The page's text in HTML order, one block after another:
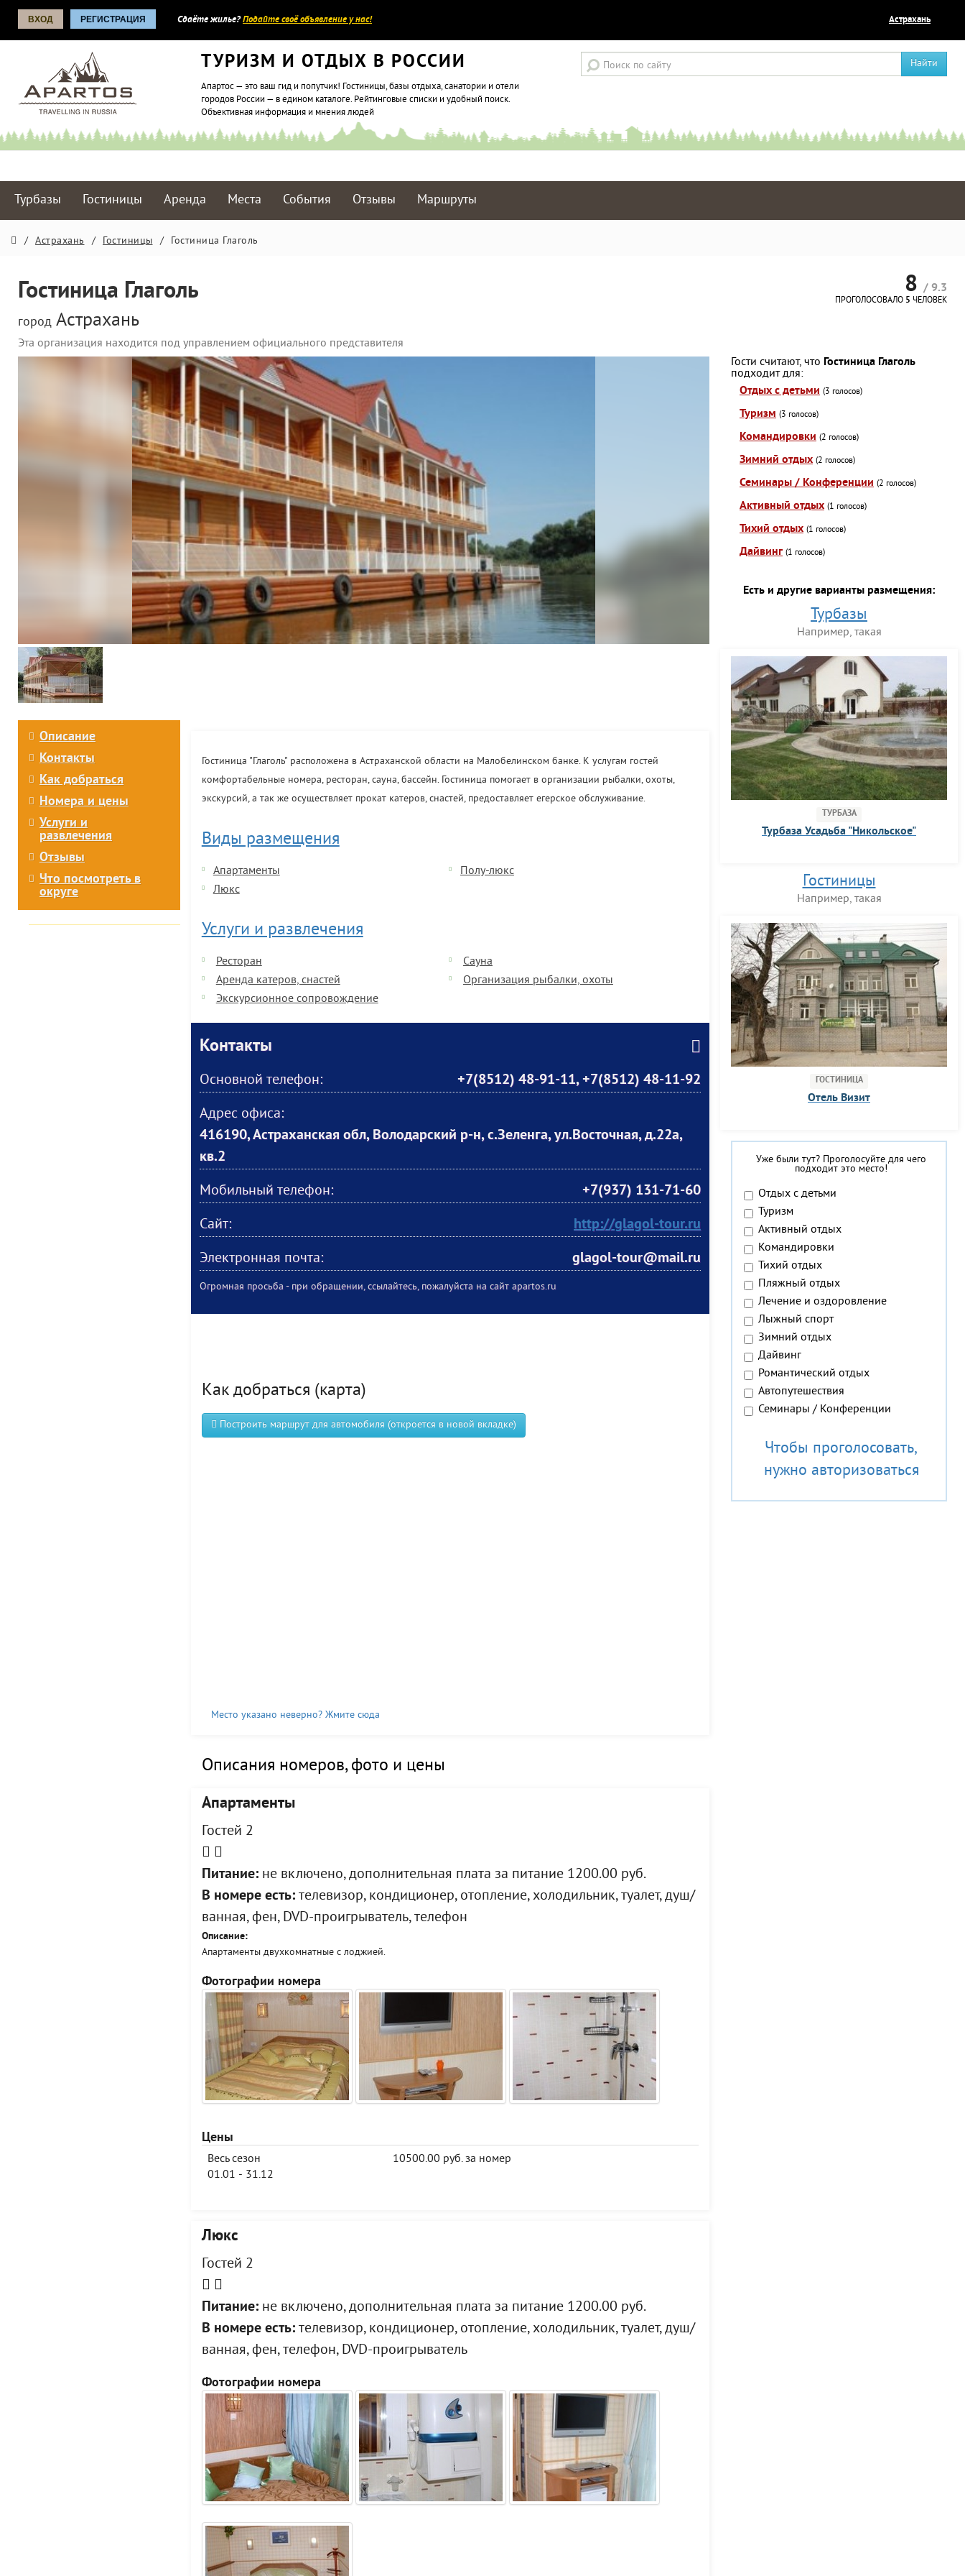
ВХОД РЕГИСТРАЦИЯ Сдаёте жилье?Подайте своё объявление у нас! Астрахань
ТУРИЗМ И ОТДЫХ В РОССИИ
Апартос — это ваш гид и попутчик! Гостиницы, базы отдыха, санатории и отели
городов России — в едином каталоге. Рейтинговые списки и удобный поиск.
Объективная информация и мнения людей
Найти
Турбазы Гостиницы Аренда Места События Отзывы Маршруты
/ Астрахань / Гостиницы / Гостиница Глаголь
Гостиница Глаголь
город Астрахань
8 / 9.3
ПРОГОЛОСОВАЛО 5 ЧЕЛОВЕК
Эта организация находится под управлением официального представителя
Описание
Контакты
Как добраться
Номера и цены
Услуги и
развлечения
Отзывы
Что посмотреть в
округе
Гостиница "Глаголь" расположена в Астраханской области на Малобелинском банке. К услугам гостей
комфортабельные номера, ресторан, сауна, бассейн. Гостиница помогает в организации рыбалки, охоты,
экскурсий, а так же осуществляет прокат катеров, снастей, предоставляет егерское обслуживание.
Виды размещения
Апартаменты
Полу-люкс
Люкс
Услуги и развлечения
Ресторан
Сауна
Аренда катеров, снастей
Организация рыбалки, охоты
Экскурсионное сопровождение
Контакты
Основной телефон: +7(8512) 48-91-11,+7(8512) 48-11-92
Адрес офиса:
416190, Астраханская обл, Володарский р-н, с.Зеленга, ул.Восточная, д.22а,
кв.2
Мобильный телефон:
+7(937) 131-71-60
Сайт:
http://glagol-tour.ru
Электронная почта:
glagol-tour@mail.ru
Огромная просьба - при обращении, ссылайтесь, пожалуйста на сайт apartos.ru
Как добраться (карта)
Построить маршрут для автомобиля (откроется в новой вкладке)
Место указано неверно? Жмите сюда
Описания номеров, фото и цены
Апартаменты
Гостей 2
Питание:не включено, дополнительная плата за питание 1200.00 руб.
В номере есть:телевизор, кондиционер, отопление, холодильник, туалет, душ/
ванная, фен, DVD-проигрыватель, телефон
Описание:
Апартаменты двухкомнатные с лоджией.
Фотографии номера
Цены
Весь сезон
01.01 - 31.12
10500.00 руб. за номер
Люкс
Гостей 2
Питание:не включено, дополнительная плата за питание 1200.00 руб.
В номере есть:телевизор, кондиционер, отопление, холодильник, туалет, душ/
ванная, фен, телефон, DVD-проигрыватель
Фотографии номера
Гости считают, что Гостиница Глаголь
подходит для:
Отдых с детьми (3 голосов)
Туризм (3 голосов)
Командировки (2 голосов)
Зимний отдых (2 голосов)
Семинары / Конференции (2 голосов)
Активный отдых (1 голосов)
Тихий отдых (1 голосов)
Дайвинг (1 голосов)
Есть и другие варианты размещения:
Турбазы
Например, такая
ТУРБАЗА
Турбаза Усадьба "Никольское"
Гостиницы
Например, такая
ГОСТИНИЦА
Отель Визит
Уже были тут? Проголосуйте для чего
подходит это место!
Отдых с детьми
Туризм
Активный отдых
Командировки
Тихий отдых
Пляжный отдых
Лечение и оздоровление
Лыжный спорт
Зимний отдых
Дайвинг
Романтический отдых
Автопутешествия
Семинары / Конференции
Чтобы проголосовать,
нужно авторизоваться